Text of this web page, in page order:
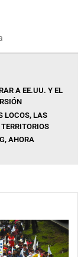
A EE.UU. Y EL
LOCOS, LAS
AHORA